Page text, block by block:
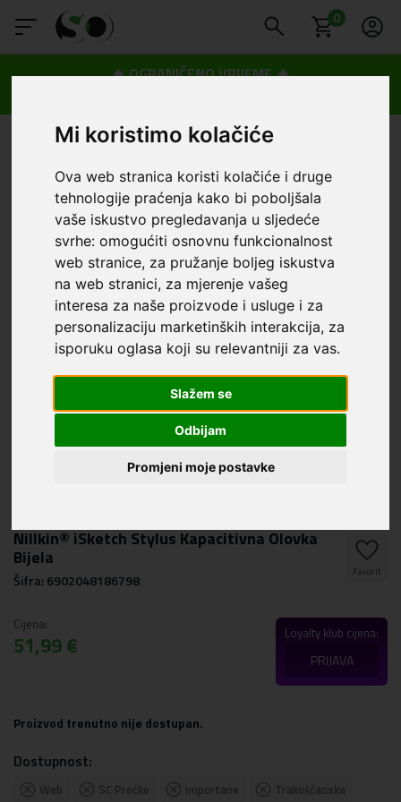
Mi koristimo kolačiće
Ova web stranica koristi kolačiće i druge
tehnologije praćenja kako bi poboljšala
vaše iskustvo pregledavanja u sljedeće
svrhe:omogućiti osnovnu funkcionalnost
web stranice, za pružanje boljeg iskustva
na web stranici, za mjerenje vašeg
interesa za naše proizvode i usluge i za
personalizaciju marketinških interakcija, za
isporuku oglasa koji su relevantniji za vas.
Slažem se
Odbijam
Promjeni moje postavke
0
🔥 OGRANIČENO VRIJEME 🔥
Nillkin® iSketch Stylus Kapacitivna Olovka
Bijela
Šifra: 6902048186798 Favorit
Cijena:
51,99 € Loyalty klub cijena:
PRIJAVA
Proizvod trenutno nije dostupan.
Dostupnost: